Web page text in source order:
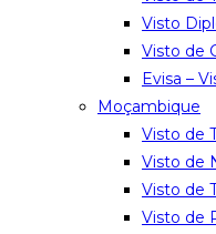
Visto
Visto de
Evisa –
Moçambique
Visto de
Visto de
Visto de
Visto de